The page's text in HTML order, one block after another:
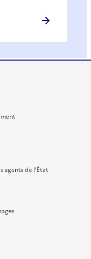
agents de l’État